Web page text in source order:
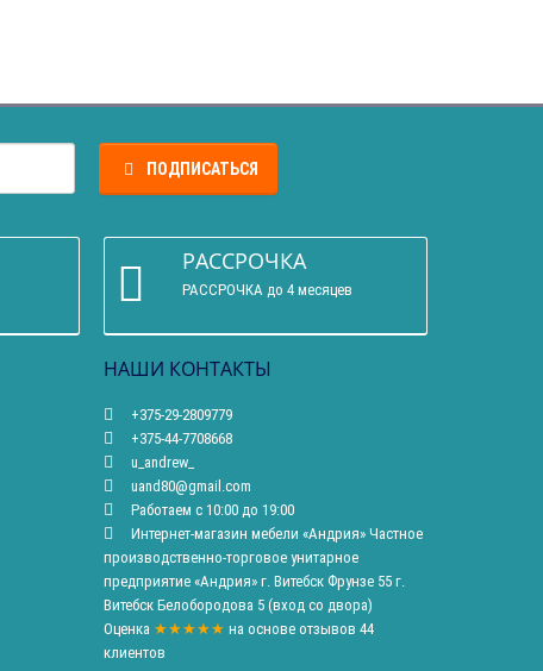
ПОДПИСАТЬСЯ
РАССРОЧКА
РАССРОЧКА до 4 месяцев
НАШИ КОНТАКТЫ
+375-29-2809779
+375-44-7708668
u_andrew_
uand80@gmail.com
Работаем с 10:00 до 19:00
Интернет-магазин мебели «Андрия» Частное
производственно-торговое унитарное
предприятие «Андрия» г. Витебск Фрунзе 55 г.
Витебск Белобородова 5 (вход со двора)
Оценка ★★★★★ на основе отзывов 44
клиентов